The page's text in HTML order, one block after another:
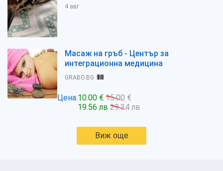
4 авг
Масаж на гръб - Център за
интеграционна медицина
GRABO.BG
Цена:10.00 € 15.00 €
19.56 лв 29.34 лв
Виж още